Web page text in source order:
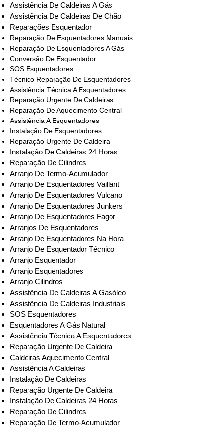
Assistência De Caldeiras A Gás
Assistência De Caldeiras De Chão
Reparações Esquentador
Reparação De Esquentadores Manuais
Reparação De Esquentadores A Gás
Conversão De Esquentador
SOS Esquentadores
Técnico Reparação De Esquentadores
Assistência Técnica A Esquentadores
Reparação Urgente De Caldeiras
Reparação De Aquecimento Central
Assistência A Esquentadores
Instalação De Esquentadores
Reparação Urgente De Caldeira
Instalação De Caldeiras 24 Horas
Reparação De Cilindros
Arranjo De Termo-Acumulador
Arranjo De Esquentadores Vaillant
Arranjo De Esquentadores Vulcano
Arranjo De Esquentadores Junkers
Arranjo De Esquentadores Fagor
Arranjos De Esquentadores
Arranjo De Esquentadores Na Hora
Arranjo De Esquentador Técnico
Arranjo Esquentador
Arranjo Esquentadores
Arranjo Cilindros
Assistência De Caldeiras A Gasóleo
Assistência De Caldeiras Industriais
SOS Esquentadores
Esquentadores A Gás Natural
Assistência Técnica A Esquentadores
Reparação Urgente De Caldeira
Caldeiras Aquecimento Central
Assistência A Caldeiras
Instalação De Caldeiras
Reparação Urgente De Caldeira
Instalação De Caldeiras 24 Horas
Reparação De Cilindros
Reparação De Termo-Acumulador